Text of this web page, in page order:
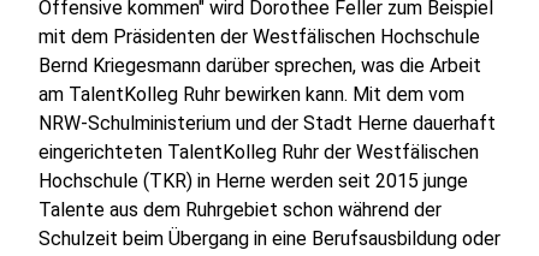
Offensive kommen" wird Dorothee Feller zum Beispiel
mit dem Präsidenten der Westfälischen Hochschule
Bernd Kriegesmann darüber sprechen, was die Arbeit
am TalentKolleg Ruhr bewirken kann. Mit dem vom
NRW-Schulministerium und der Stadt Herne dauerhaft
eingerichteten TalentKolleg Ruhr der Westfälischen
Hochschule (TKR) in Herne werden seit 2015 junge
Talente aus dem Ruhrgebiet schon während der
Schulzeit beim Übergang in eine Berufsausbildung oder